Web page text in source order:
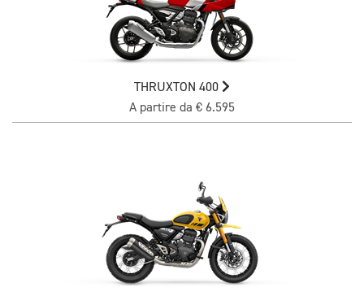
THRUXTON 400
A partire da € 6.595